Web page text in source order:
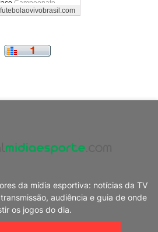
da mídia esportiva: notícias da TV
audiência e guia de onde
os jogos do dia.